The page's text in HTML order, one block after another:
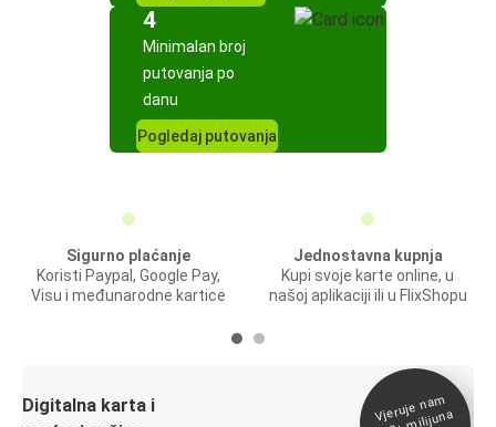
4
Minimalan broj
putovanja po
danu
Pogledaj putovanja
Sigurno plaćanje
Koristi Paypal, Google Pay,
Visu i međunarodne kartice
Jednostavna kupnja
Kupi svoje karte online, u
našoj aplikaciji ili u FlixShopu
Digitalna karta i
Vjeruje na
m
500+